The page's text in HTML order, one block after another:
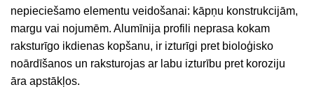
nepieciešamo elementu veidošanai: kāpņu konstrukcijām,
margu vai nojumēm. Alumīnija profili neprasa kokam
raksturīgo ikdienas kopšanu, ir izturīgi pret bioloģisko
noārdīšanos un raksturojas ar labu izturību pret koroziju
āra apstākļos.